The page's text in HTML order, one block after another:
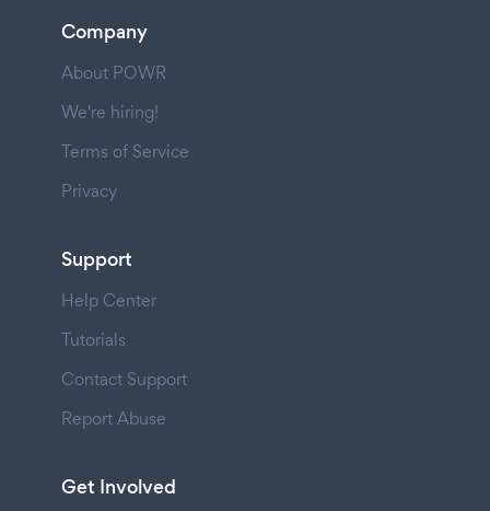
Company
About POWR
We're hiring!
Terms of Service
Privacy
Support
Help Center
Tutorials
Contact Support
Report Abuse
Get Involved